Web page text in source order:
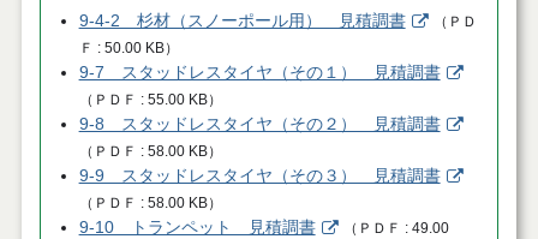
9-4-2 杉材（スノーポール用） 見積調書 （ ＰＤ
Ｆ
50.00 KB）
9-7 スタッドレスタイヤ（その１） 見積調書
（ ＰＤＦ 55.00 KB）
9-8 スタッドレスタイヤ（その２） 見積調書
（ ＰＤＦ 58.00 KB）
9-9 スタッドレスタイヤ（その３） 見積調書
（ ＰＤＦ 58.00 KB）
9-10 トランペット 見積調書 （ ＰＤＦ
49.00